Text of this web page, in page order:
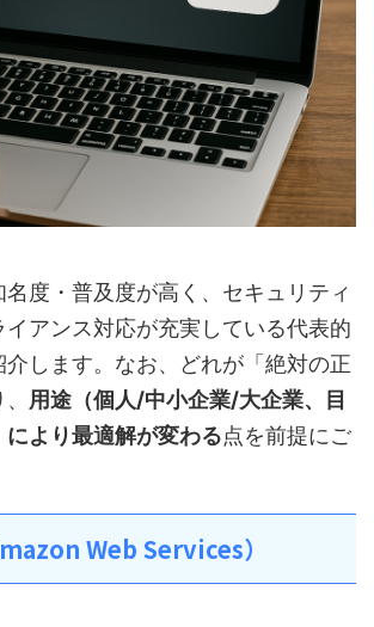
名度・普及度が高く、セキュリティ
アンス対応が充実している代表的
介します。なお、どれが「絶対の正
用途（個人/中小企業/大企業、目
より最適解が変わる点を前提にご
Web Services）